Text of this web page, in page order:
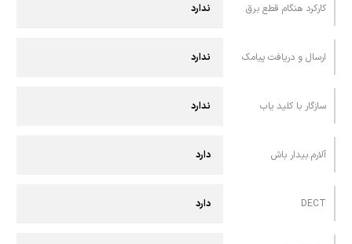
کارکرد هنگام قطع برق ندارد
ارسال و دريافت پيامک ندارد
سازگار با کلید یاب ندارد
آلارم بیدار باش دارد
DECT دارد